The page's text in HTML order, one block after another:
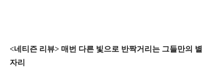
<네티즌 리뷰> 매번 다른 빛으로 반짝거리는 그들만의 별
자리